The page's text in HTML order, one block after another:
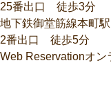
25番出口 徒歩3分
地下鉄御堂筋線本町駅
2番出口 徒歩5分
Web Reservationオン